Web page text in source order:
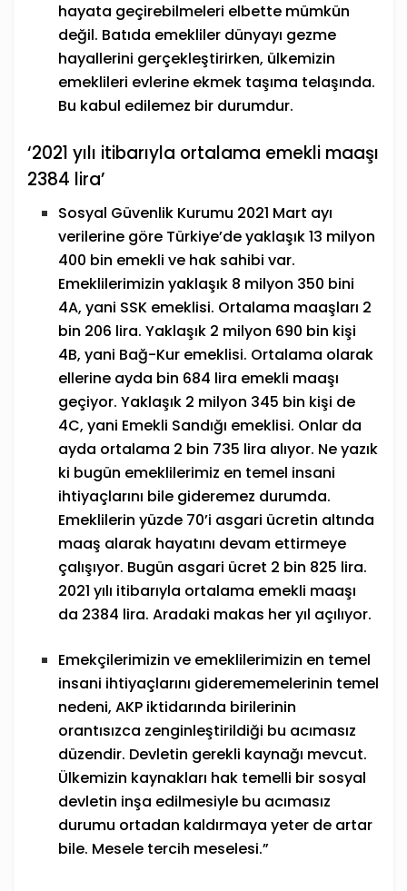
hayata geçirebilmeleri elbette mümkün
değil. Batıda emekliler dünyayı gezme
hayallerini gerçekleştirirken, ülkemizin
emeklileri evlerine ekmek taşıma telaşında.
Bu kabul edilemez bir durumdur.
‘2021 yılı itibarıyla ortalama emekli maaşı
2384 lira’
Sosyal Güvenlik Kurumu 2021 Mart ayı
verilerine göre Türkiye’de yaklaşık 13 milyon
400 bin emekli ve hak sahibi var.
Emeklilerimizin yaklaşık 8 milyon 350 bini
4A, yani SSK emeklisi. Ortalama maaşları 2
bin 206 lira. Yaklaşık 2 milyon 690 bin kişi
4B, yani Bağ-Kur emeklisi. Ortalama olarak
ellerine ayda bin 684 lira emekli maaşı
geçiyor. Yaklaşık 2 milyon 345 bin kişi de
4C, yani Emekli Sandığı emeklisi. Onlar da
ayda ortalama 2 bin 735 lira alıyor. Ne yazık
ki bugün emeklilerimiz en temel insani
ihtiyaçlarını bile gideremez durumda.
Emeklilerin yüzde 70’i asgari ücretin altında
maaş alarak hayatını devam ettirmeye
çalışıyor. Bugün asgari ücret 2 bin 825 lira.
2021 yılı itibarıyla ortalama emekli maaşı
da 2384 lira. Aradaki makas her yıl açılıyor.
Emekçilerimizin ve emeklilerimizin en temel
insani ihtiyaçlarını giderememelerinin temel
nedeni, AKP iktidarında birilerinin
orantısızca zenginleştirildiği bu acımasız
düzendir. Devletin gerekli kaynağı mevcut.
Ülkemizin kaynakları hak temelli bir sosyal
devletin inşa edilmesiyle bu acımasız
durumu ortadan kaldırmaya yeter de artar
bile. Mesele tercih meselesi.”